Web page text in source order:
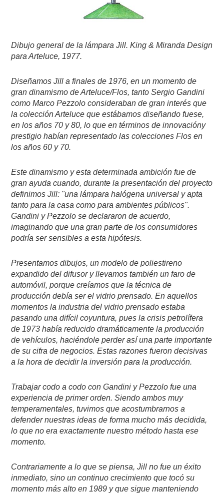
Dibujo general de la lámpara Jill.King & Miranda Design
para Arteluce, 1977.
Diseñamos Jill a finales de 1976, en un momento de
gran dinamismo de Arteluce/Flos, tanto Sergio Gandini
como Marco Pezzolo consideraban de gran interés que
la colección Arteluce que estábamos diseñando fuese,
en los años 70 y 80, lo que en términos de innovacióny
prestigio habían representado las colecciones Flos en
los años 60 y 70.
Este dinamismo y esta determinada ambición fue de
gran ayuda cuando, durante la presentación del proyecto
definimos Jill: "una lámpara halógena universal y apta
tanto para la casa como para ambientes públicos".
Gandini y Pezzolo se declararon de acuerdo,
imaginando que una gran parte de los consumidores
podría ser sensibles a esta hipótesis.
Presentamos dibujos, un modelo de poliestireno
expandido del difusor y llevamos también un faro de
automóvil, porque creíamos que la técnica de
producción debía ser el vidrio prensado. En aquellos
momentos la industria del vidrio prensado estaba
pasando una difícil coyuntura, pues la crisis petrolífera
de 1973 había reducido dramáticamente la producción
de vehículos, haciéndole perder así una parte importante
de su cifra de negocios. Estas razones fueron decisivas
a la hora de decidir la inversión para la producción.
Trabajar codo a codo con Gandini y Pezzolo fue una
experiencia de primer orden. Siendo ambos muy
temperamentales, tuvimos que acostumbrarnos a
defender nuestras ideas de forma mucho más decidida,
lo que no era exactamente nuestro método hasta ese
momento.
Contrariamente a lo que se piensa, Jill no fue un éxito
inmediato, sino un continuo crecimiento que tocó su
momento más alto en 1989 y que sigue manteniendo